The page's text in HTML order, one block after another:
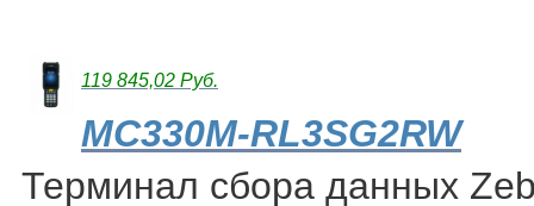
119 845,02 Руб.
MC330M-RL3SG2RW
Терминал сбора данных